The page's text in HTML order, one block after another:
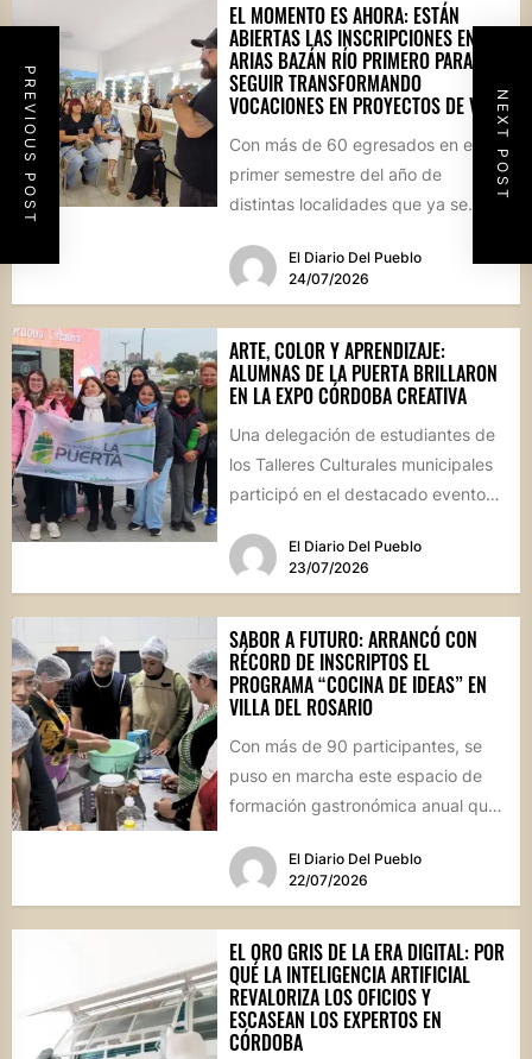
PREVIOUS POST NEXT POST
EL MOMENTO ES AHORA: ESTÁN
ABIERTAS LAS INSCRIPCIONES EN
ARIAS BAZÁN RÍO PRIMERO PARA
SEGUIR TRANSFORMANDO
VOCACIONES EN PROYECTOS DE VIDA
Con más de 60 egresados en el
primer semestre del año de
distintas localidades que ya se
El Diario Del Pueblo
24/07/2026
ARTE, COLOR Y APRENDIZAJE:
ALUMNAS DE LA PUERTA BRILLARON
EN LA EXPO CÓRDOBA CREATIVA
Una delegación de estudiantes de
los Talleres Culturales municipales
participó en el destacado evento
cordobesa,...El Diario Del Pueblo
23/07/2026
SABOR A FUTURO: ARRANCÓ CON
RÉCORD DE INSCRIPTOS EL
PROGRAMA “COCINA DE IDEAS” EN
VILLA DEL ROSARIO
Con más de 90 participantes, se
puso en marcha este espacio de
formación gastronómica anual que
culinarias...El Diario Del Pueblo
22/07/2026
EL ORO GRIS DE LA ERA DIGITAL: POR
QUÉ LA INTELIGENCIA ARTIFICIAL
REVALORIZA LOS OFICIOS Y
ESCASEAN LOS EXPERTOS EN
CÓRDOBA